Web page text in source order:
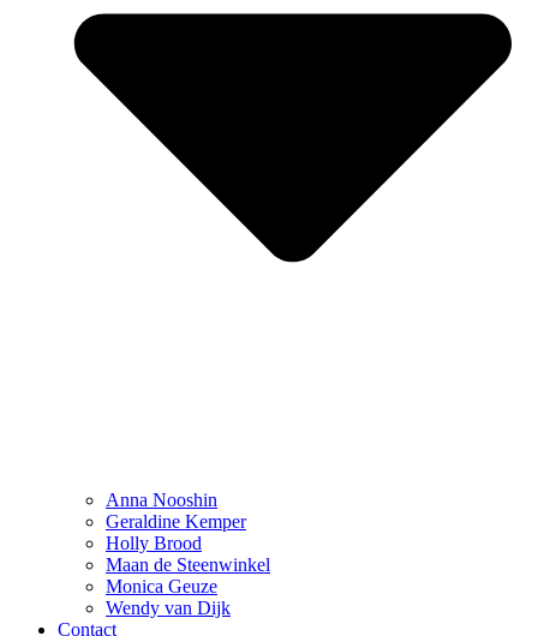
Anna Nooshin
Geraldine Kemper
Holly Brood
Maan de Steenwinkel
Monica Geuze
Wendy van Dijk
Contact